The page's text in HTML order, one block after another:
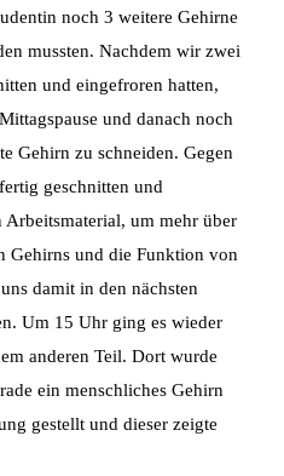
noch 3 weitere Gehirne
mussten. Nachdem wir zwei
und eingefroren hatten,
und danach noch
Gehirn zu schneiden. Gegen
geschnitten und
um mehr über
Gehirns und die Funktion von
damit in den nächsten
Um 15 Uhr ging es wieder
anderen Teil. Dort wurde
ein menschliches Gehirn
gestellt und dieser zeigte